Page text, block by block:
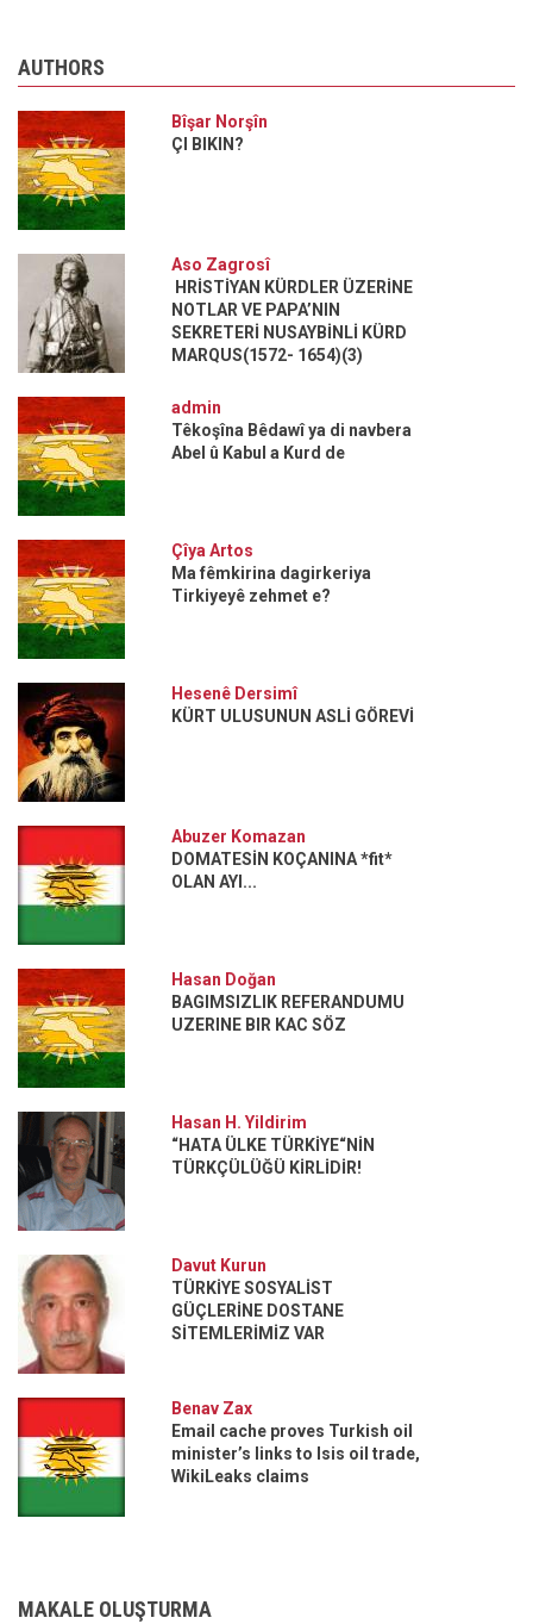
AUTHORS
Bîşar Norşîn
ÇI BIKIN?
Aso Zagrosî
HRİSTİYAN KÜRDLER ÜZERİNE
NOTLAR VE PAPA’NIN
SEKRETERİ NUSAYBİNLİ KÜRD
MARQUS(1572- 1654)(3)
admin
Têkoşîna Bêdawî ya di navbera
Abel û Kabul a Kurd de
Çîya Artos
Ma fêmkirina dagirkeriya
Tirkiyeyê zehmet e?
Hesenê Dersimî
KÜRT ULUSUNUN ASLİ GÖREVİ
Abuzer Komazan
DOMATESİN KOÇANINA *fit*
OLAN AYI...
Hasan Doğan
BAGIMSIZLIK REFERANDUMU
UZERINE BIR KAC SÖZ
Hasan H. Yildirim
“HATA ÜLKE TÜRKİYE“NİN
TÜRKÇÜLÜĞÜ KİRLİDİR!
Davut Kurun
TÜRKİYE SOSYALİST
GÜÇLERİNE DOSTANE
SİTEMLERİMİZ VAR
Benav Zax
Email cache proves Turkish oil
minister’s links to Isis oil trade,
WikiLeaks claims
MAKALE OLUŞTURMA